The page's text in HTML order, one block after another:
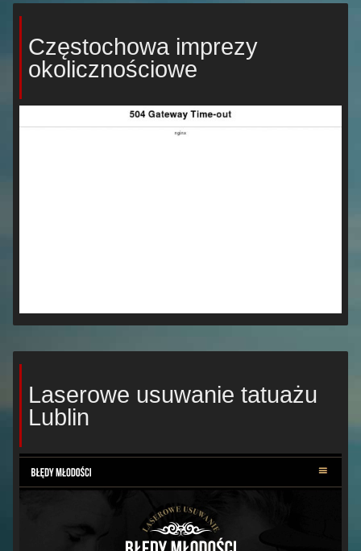
Częstochowa imprezy
okolicznościowe
Laserowe usuwanie tatuażu
Lublin